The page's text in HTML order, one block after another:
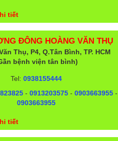
tiết
ĐÔNG HOÀNG VĂN THỤ
Thụ, P4, Q.Tân Bình, TP. HCM
bệnh viện tân bình)
Tel:0938155444
- 0913203575- 0903663955-
0903663955
tiết